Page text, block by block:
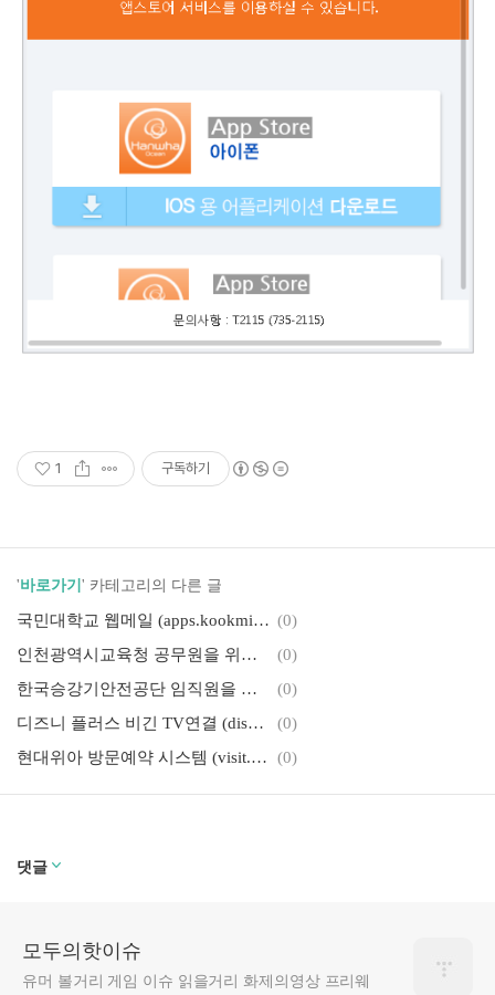
1 구독하기
'바로가기 ' 카테고리의 다른 글
국민대학교 웹메일 (apps.kookmin.ac.kr) (0)
인천광역시교육청 공무원을 위한 복지몰 (ice2.ezwel.com)
(0)
한국승강기안전공단 임직원을 위한 복리후생관 (https://koelsa.ezwel.com)
(0)
디즈니 플러스 비긴 TV연결 (disney plus.com/begin) 방법
(0)
현대위아 방문예약 시스템 (visit.hyundai-wia.co.kr)
(0)
댓글
모두의핫이슈
유머 볼거리 게임 이슈 읽을거리 화제의영상 프리웨